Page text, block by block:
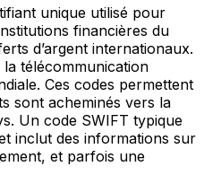
unique utilisé pour
financières du
d’argent internationaux.
télécommunication
Ces codes permettent
sont acheminés vers la
Un code SWIFT typique
inclut des informations sur
et parfois une